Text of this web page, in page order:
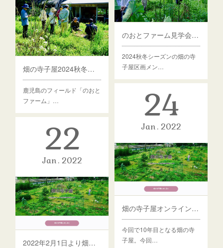
のおとファーム見学会のご案内
2024秋冬シーズンの畑の寺
子屋区画メン…
畑の寺子屋2024秋冬シーズン・募集します！
鹿児島のフィールド「のおと
ファーム」…
24
Jan 2022
畑の寺子屋オンラインコースはじめます！
今回で10年目となる畑の寺
子屋。今回…
22
Jan 2022
2022年2月1日より畑の寺子屋の募集スタートします！